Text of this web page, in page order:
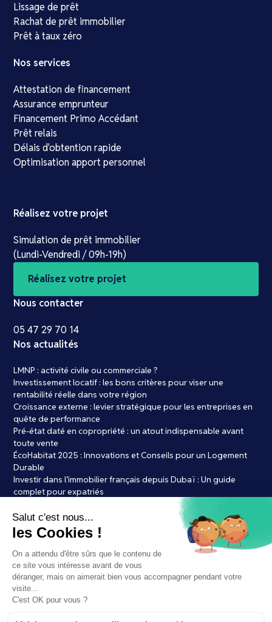
Lissage de prêt
Rachat de prêt immobilier
Prêt à taux zéro
Nos services
Attestation de financement
Assurance emprunteur
Financement Primo Accédant
Prêt relais
Délais d'obtention rapide
Optimisation apport personnel
Réalisez votre projet
Simulation de prêt immobilier
(Lundi-Vendredi / 09h-19h)
Réalisez votre projet
Nous contacter
05 47 29 70 14
Nos actualités
LMNP : activité civile ou commerciale ?
Investissement locatif : les bons critères pour viser une
rentabilité réelle dans votre région
Croissance externe : levier stratégique pour les entreprises en
quête de performance
Pré-état daté en copropriété : un atout indispensable avant
toute vente
ÉcoHabitat 2025 : Innovations et Conseils pour un Logement
Durable
Investir dans l’immobilier français depuis Dubaï : Un guide
complet pour expatriés
Achat immobilier : les 7 erreurs courantes à éviter absolument
LMNP Bordeaux : le bon timing pour se lancer ?
Par Laure de credits.frLes courtiers en crédit immobilier à l’ère
de l’IA : vers la fin du conseil humain ?
Immobilier et Bitcoin : une révolution dans l’achat de votre futur
bien ?